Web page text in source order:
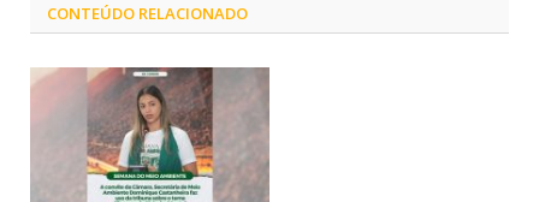
CONTEÚDO RELACIONADO